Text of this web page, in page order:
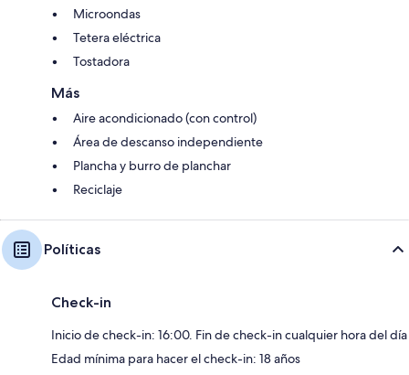
Microondas
Tetera eléctrica
Tostadora
Más
Aire acondicionado (con control)
Área de descanso independiente
Plancha y burro de planchar
Reciclaje
Políticas
Check-in
Inicio de check-in: 16:00. Fin de check-in cualquier hora del día
Edad mínima para hacer el check-in: 18 años